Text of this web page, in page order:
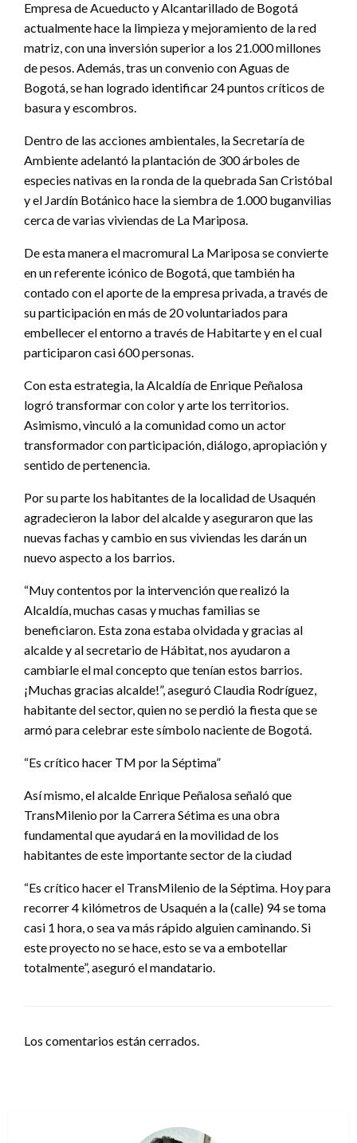
Empresa de Acueducto y Alcantarillado de Bogotá
actualmente hace la limpieza y mejoramiento de la red
matriz, con una inversión superior a los 21.000 millones
de pesos. Además, tras un convenio con Aguas de
Bogotá, se han logrado identificar 24 puntos críticos de
basura y escombros.
Dentro de las acciones ambientales, la Secretaría de
Ambiente adelantó la plantación de 300 árboles de
especies nativas en la ronda de la quebrada San Cristóbal
y el Jardín Botánico hace la siembra de 1.000 buganvilias
cerca de varias viviendas de La Mariposa.
De esta manera el macromural La Mariposa se convierte
en un referente icónico de Bogotá, que también ha
contado con el aporte de la empresa privada, a través de
su participación en más de 20 voluntariados para
embellecer el entorno a través de Habitarte y en el cual
participaron casi 600 personas.
Con esta estrategia, la Alcaldía de Enrique Peñalosa
logró transformar con color y arte los territorios.
Asimismo, vinculó a la comunidad como un actor
transformador con participación, diálogo, apropiación y
sentido de pertenencia.
Por su parte los habitantes de la localidad de Usaquén
agradecieron la labor del alcalde y aseguraron que las
nuevas fachas y cambio en sus viviendas les darán un
nuevo aspecto a los barrios.
“Muy contentos por la intervención que realizó la
Alcaldía, muchas casas y muchas familias se
beneficiaron. Esta zona estaba olvidada y gracias al
alcalde y al secretario de Hábitat, nos ayudaron a
cambiarle el mal concepto que tenían estos barrios.
¡Muchas gracias alcalde!”, aseguró Claudia Rodríguez,
habitante del sector, quien no se perdió la fiesta que se
armó para celebrar este símbolo naciente de Bogotá.
“Es crítico hacer TM por la Séptima”
Así mismo, el alcalde Enrique Peñalosa señaló que
TransMilenio por la Carrera Sétima es una obra
fundamental que ayudará en la movilidad de los
habitantes de este importante sector de la ciudad
“Es crítico hacer el TransMilenio de la Séptima. Hoy para
recorrer 4 kilómetros de Usaquén a la (calle) 94 se toma
casi 1 hora, o sea va más rápido alguien caminando. Si
este proyecto no se hace, esto se va a embotellar
totalmente”, aseguró el mandatario.
Los comentarios están cerrados.